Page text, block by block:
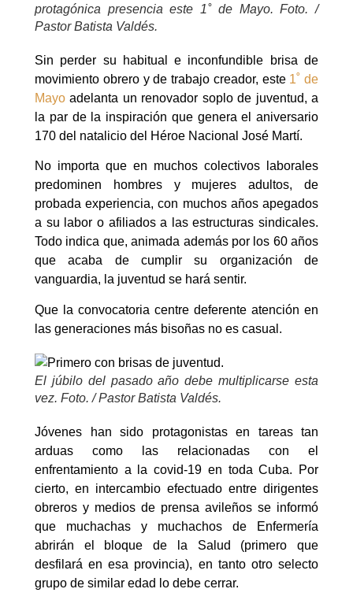
protagónica presencia este 1˚ de Mayo. Foto. /
Pastor Batista Valdés.
Sin perder su habitual e inconfundible brisa de
movimiento obrero y de trabajo creador, este 1˚ de
Mayo adelanta un renovador soplo de juventud, a
la par de la inspiración que genera el aniversario
170 del natalicio del Héroe Nacional José Martí.
No importa que en muchos colectivos laborales
predominen hombres y mujeres adultos, de
probada experiencia, con muchos años apegados
a su labor o afiliados a las estructuras sindicales.
Todo indica que, animada además por los 60 años
que acaba de cumplir su organización de
vanguardia, la juventud se hará sentir.
Que la convocatoria centre deferente atención en
las generaciones más bisoñas no es casual.
El júbilo del pasado año debe multiplicarse esta
vez. Foto. / Pastor Batista Valdés.
Jóvenes han sido protagonistas en tareas tan
arduas como las relacionadas con el
enfrentamiento a la covid-19 en toda Cuba. Por
cierto, en intercambio efectuado entre dirigentes
obreros y medios de prensa avileños se informó
que muchachas y muchachos de Enfermería
abrirán el bloque de la Salud (primero que
desfilará en esa provincia), en tanto otro selecto
grupo de similar edad lo debe cerrar.